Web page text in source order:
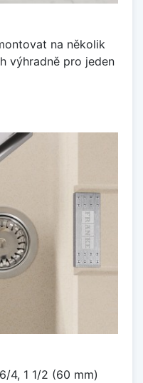
na několik
výhradně pro jeden
4, 1 1/2 (60 mm)